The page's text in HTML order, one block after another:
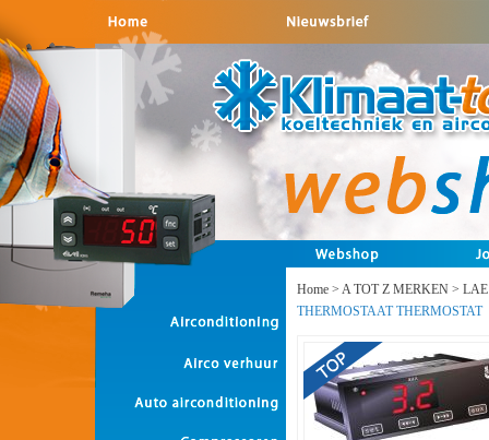
Home > A TOT Z MERKEN > LAE
THERMOSTAAT THERMOSTAT